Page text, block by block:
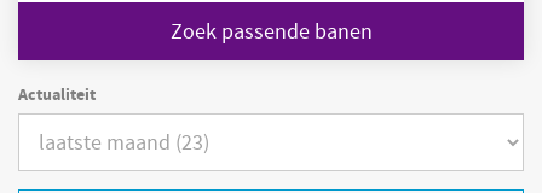
Zoek passende banen
Actualiteit